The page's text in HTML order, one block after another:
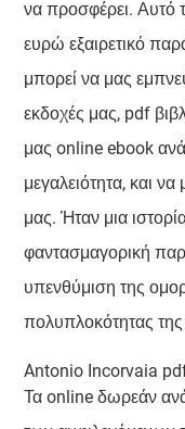
να προσφέρει. Αυτό
ευρώ εξαιρετικό
μπορεί να μας
εκδοχές μας, pdf
μας online ebook
μεγαλειότητα, και
μας. Ήταν μια
φαντασμαγορική
υπενθύμιση της
πολυπλοκότητας
Antonio Incorvaia
Τα online δωρεάν